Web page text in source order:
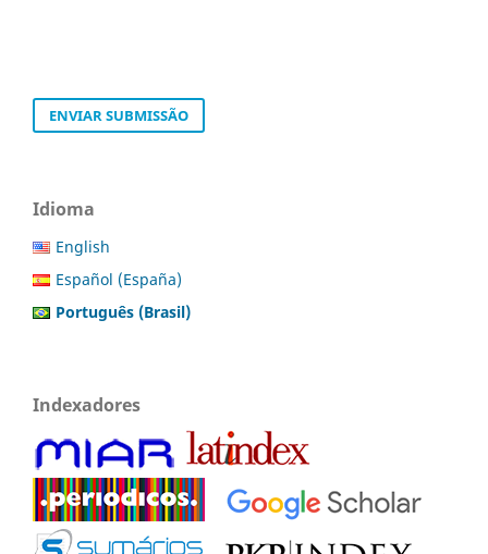
ENVIAR SUBMISSÃO
Idioma
English
Español (España)
Português (Brasil)
Indexadores